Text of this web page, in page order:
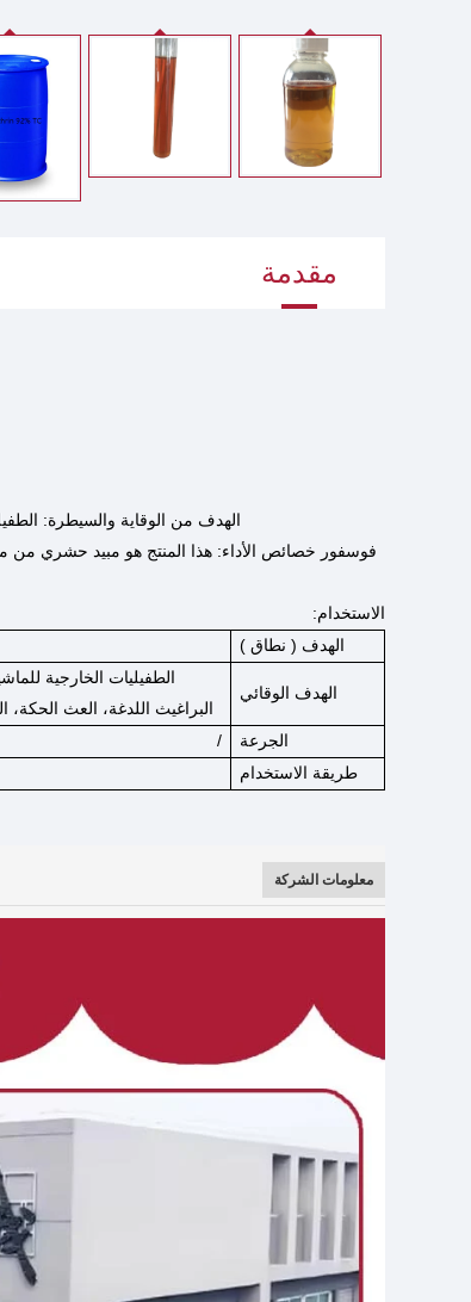
مقدمة
الهدف من الوقاية والسيطرة:
فوسفور خصائص الأداء: هذا المنتج هو مبيد حشري من
الاستخدام:
الهدف ( نطاق )
الهدف الوقائي
الطفيليات الخارجية
البراغيث اللدغة، العث الحكة،
الجرعة
/
طريقة الاستخدام
معلومات الشركة